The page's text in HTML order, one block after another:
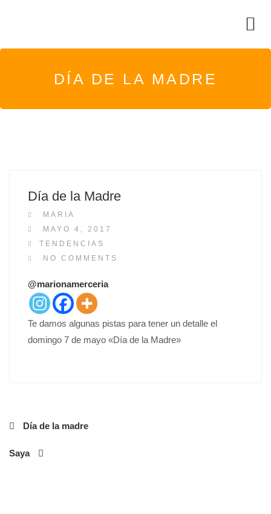
DÍA DE LA MADRE
Día de la Madre
MARIA
P
O
S
E
D
O
MAYO 4, 2017
TENDENCIAS
NO COMMENTS
@marionamerceria
Te damos algunas pistas para tener un detalle el
domingo 7 de mayo «Día de la Madre»
Navegación
de
Día de la madre
Saya